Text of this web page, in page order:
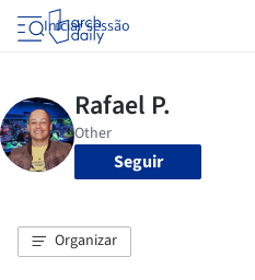
Iniciar sessão
Seguir
Organizar